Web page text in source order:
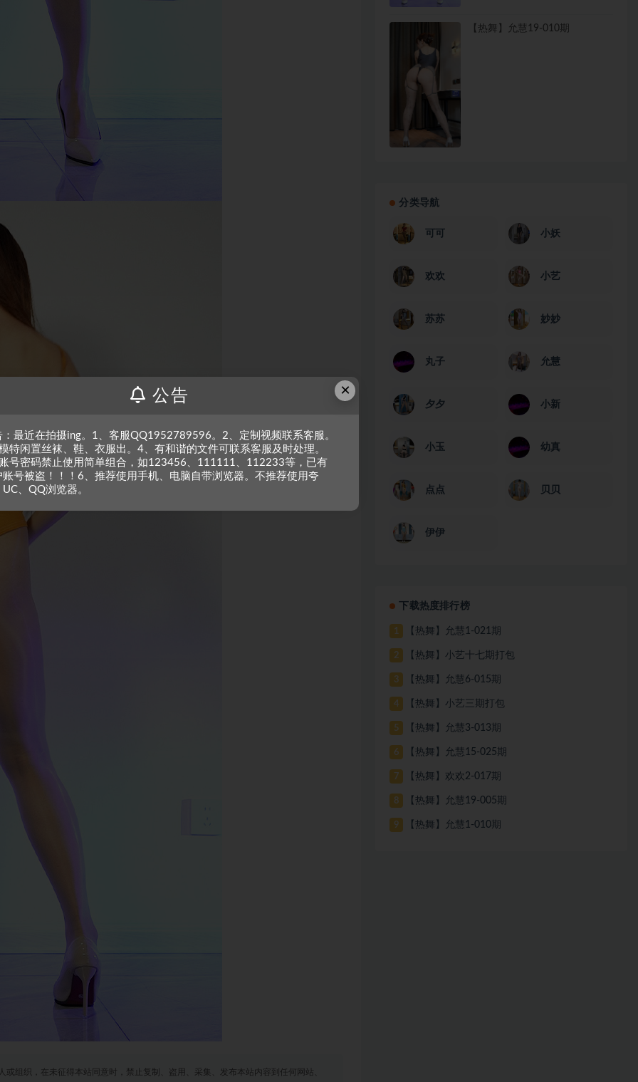
组织，在未征得本站同意时，禁止复制、盗用、采集、发布本站内容到任何网站、
【热舞】允慧19-010期
分类导航
可可 小妖
欢欢 小艺
苏苏 妙妙
丸子 允慧
夕夕 小新
小玉 幼真
点点 贝贝
伊伊
下载热度排行榜
1 【热舞】允慧1-021期
2 【热舞】小艺十七期打包
3 【热舞】允慧6-015期
4 【热舞】小艺三期打包
5 【热舞】允慧3-013期
6 【热舞】允慧15-025期
7 【热舞】欢欢2-017期
8 【热舞】允慧19-005期
9 【热舞】允慧1-010期
×
公告
：最近在拍摄ing。1、客服QQ1952789596。2、定制视频联系客服。
特闲置丝袜、鞋、衣服出。4、有和谐的文件可联系客服及时处理。
号密码禁止使用简单组合，如123456、111111、112233等，已有
账号被盗！！！6、推荐使用手机、电脑自带浏览器。不推荐使用夸
、QQ浏览器。